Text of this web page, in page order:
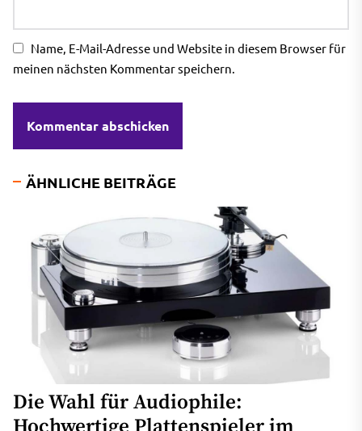
Name, E-Mail-Adresse und Website in diesem Browser für
meinen nächsten Kommentar speichern.
ÄHNLICHE BEITRÄGE
Die Wahl für Audiophile: